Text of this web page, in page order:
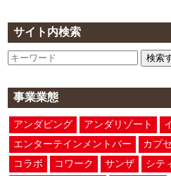
サイト内検索
検索
事業業態
アンダピング アンダリゾート
エンターテインメントバー
カプ
コラボ
コワーク サンザ
シテ